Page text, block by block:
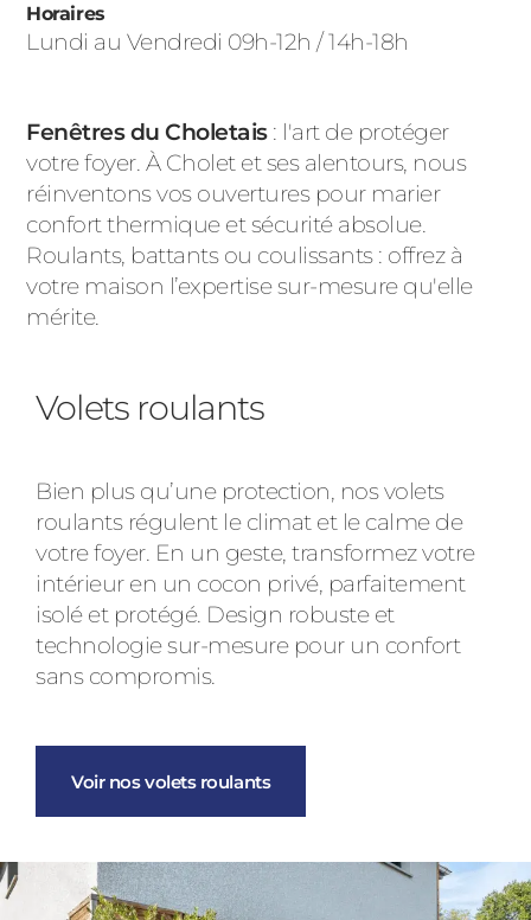
Horaires
Lundi au Vendredi 09h-12h / 14h-18h
Fenêtres du Choletais: l'art de protéger
votre foyer. À Cholet et ses alentours, nous
réinventons vos ouvertures pour marier
confort thermique et sécurité absolue.
Roulants, battants ou coulissants : offrez à
votre maison l’expertise sur-mesure qu'elle
mérite.
Volets roulants
Bien plus qu’une protection, nos volets
roulants régulent le climat et le calme de
votre foyer. En un geste, transformez votre
intérieur en un cocon privé, parfaitement
isolé et protégé. Design robuste et
technologie sur-mesure pour un confort
sans compromis.
Voir nos volets roulants